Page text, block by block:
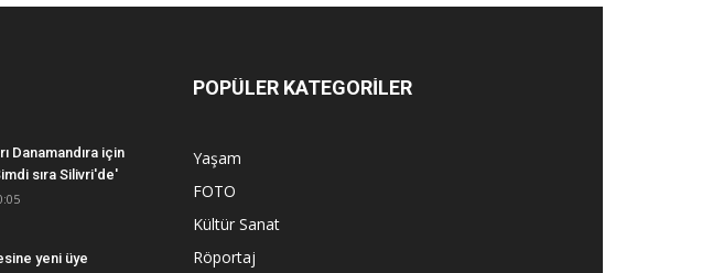
Danamandıra için
sıra Silivri'de'
yeni üye
POPÜLER KATEGORİLER
Yaşam
FOTO
Kültür Sanat
Röportaj